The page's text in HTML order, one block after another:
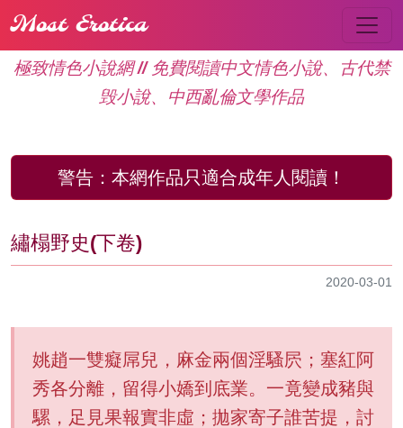
Most Erotica
極致情色小說網 // 免費閱讀中文情色小說、古代禁
毁小說、中西亂倫文學作品
警告： 本網作品只適合成年人閱讀！
繡榻野史(下卷)
2020-03-01
姚趙一雙癡屌兒，麻金兩個淫騷屄；塞紅阿
秀各分離，留得小嬌到底業。一竟變成豬與
騾，足見果報實非虛；拋家寄子誰苦提，討